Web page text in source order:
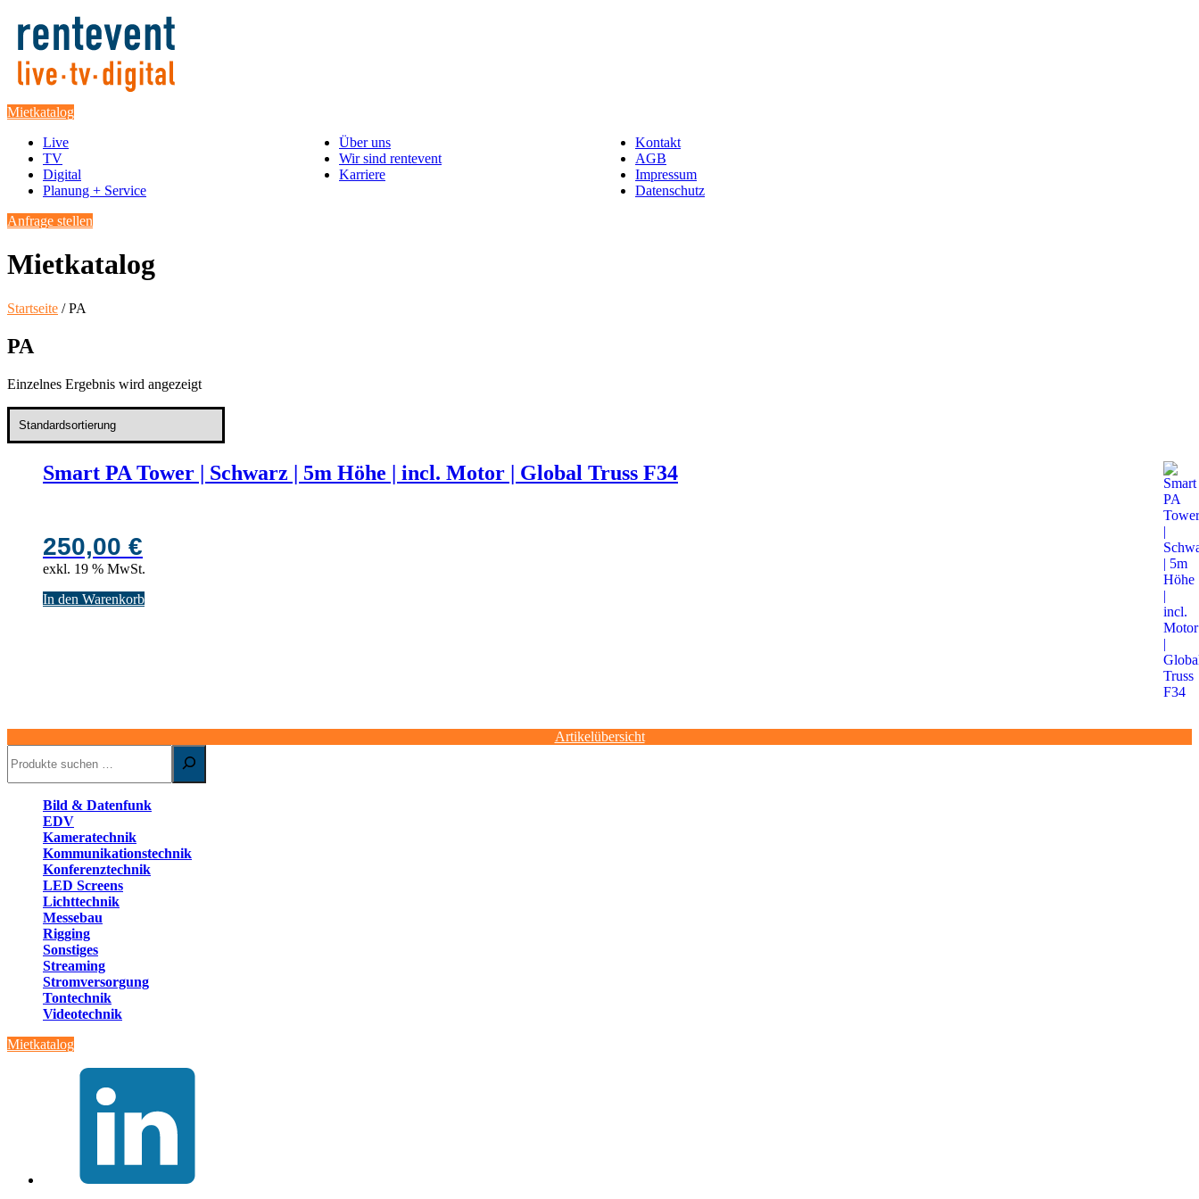
Mietkatalog
Live
TV
Digital
Planung + Service
Über uns
Wir sind rentevent
Karriere
Kontakt
AGB
Impressum
Datenschutz
Anfrage stellen
Mietkatalog
Startseite / PA
PA
Einzelnes Ergebnis wird angezeigt
Smart PA Tower | Schwarz | 5m Höhe | incl. Motor | Global Truss F34
250,00 €
exkl. 19 % MwSt.
In den Warenkorb
Artikelübersicht
Bild & Datenfunk
EDV
Kameratechnik
Kommunikationstechnik
Konferenztechnik
LED Screens
Lichttechnik
Messebau
Rigging
Sonstiges
Streaming
Stromversorgung
Tontechnik
Videotechnik
Mietkatalog